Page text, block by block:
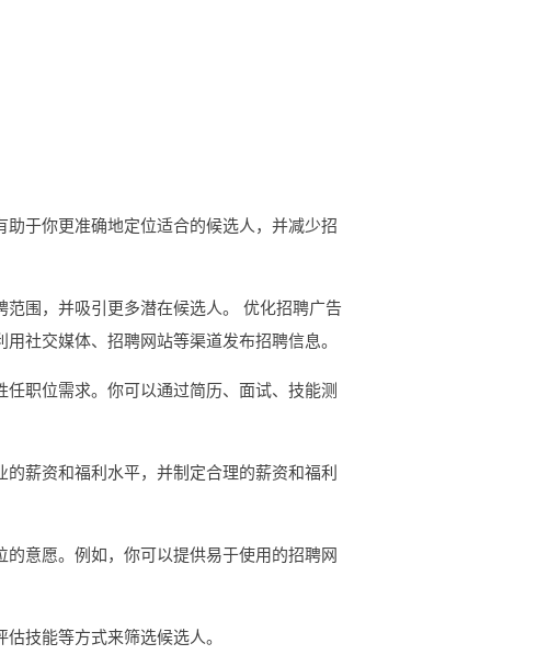
于你更准确地定位适合的候选人，并减少招
围，并吸引更多潜在候选人。 优化招聘广告
社交媒体、招聘网站等渠道发布招聘信息。
职位需求。你可以通过简历、面试、技能测
薪资和福利水平，并制定合理的薪资和福利
意愿。例如，你可以提供易于使用的招聘网
技能等方式来筛选候选人。